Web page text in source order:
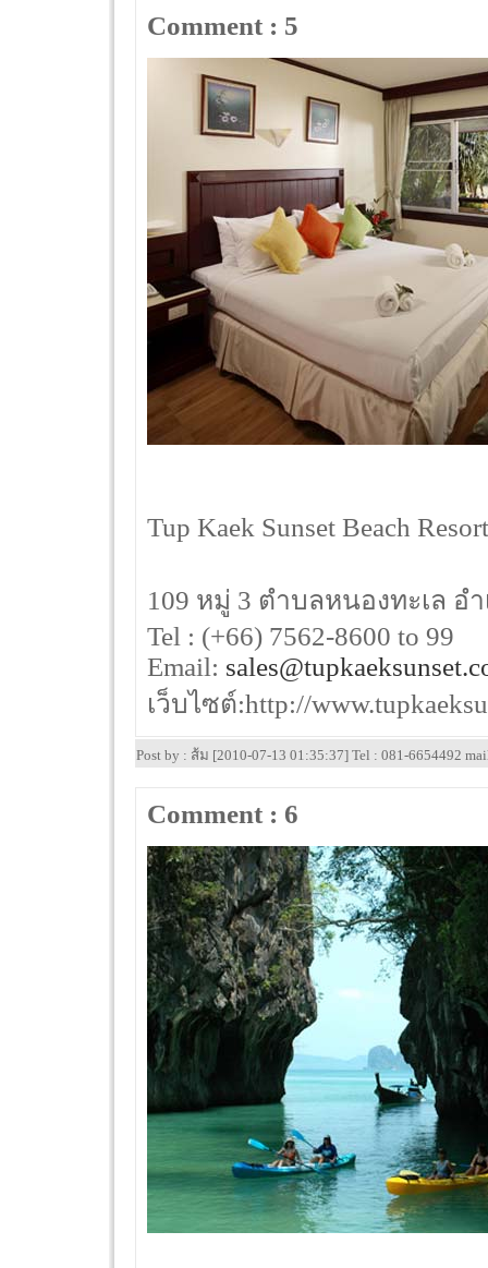
Comment : 5
Tup Kaek Sunset Beach
109 หมู่ 3 ตำบลหนองทะเล อ
Tel : (+66) 7562-8600 to 99
Email:
เว็บไซต์:http://
Post by : ส้ม [2010-07-13 01:35:37] Tel : 081-6654492
Comment : 6